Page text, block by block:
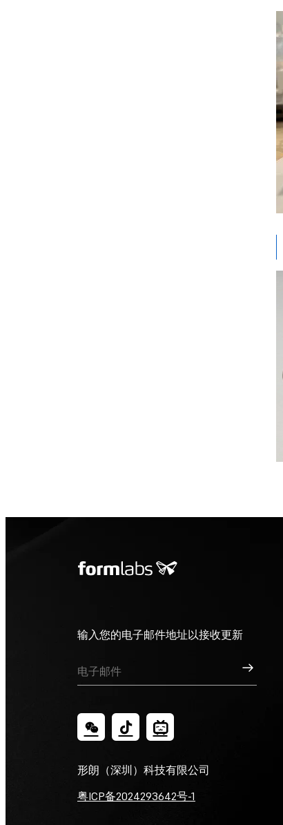
输入您的电子邮件地址以接收更新
订阅
形朗（深圳）科技有限公司
粤ICP备2024293642号-1